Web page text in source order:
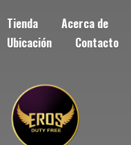
Tienda
Acerca de
Ubicación
Contacto